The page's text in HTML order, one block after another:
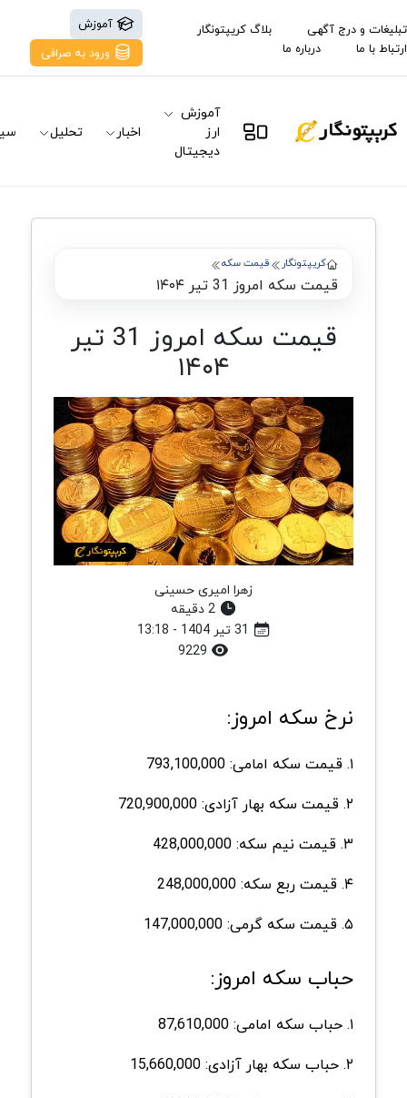
تبلیغات و درج آگهی
بلاگ کریپتونگار
ارتباط با ما
درباره ما
آموزش
ورود به صرافی
آموزش
ارز
دیجیتال
اخبار تحلیل
کریپتونگار قیمت سکه
قیمت سکه امروز 31 تیر ۱۴۰۴
قیمت سکه امروز 31 تیر
۱۴۰۴
زهرا امیری حسینی
2 دقیقه
نرخ سکه امروز:
۱. قیمت سکه امامی: 793,100,000
۲. قیمت سکه بهار آزادی: 720,900,000
۳. قیمت نیم سکه: 428,000,000
۴. قیمت ربع سکه: 248,000,000
۵. قیمت سکه گرمی: 147,000,000
حباب سکه امروز:
۱. حباب سکه امامی: 87,610,000
۲. حباب سکه بهار آزادی: 15,660,000